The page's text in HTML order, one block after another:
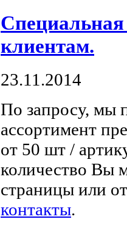
клиентам.
23.11.2014
По запросу, мы
ассортимент
от 50 шт /
количество Вы
страницы или
контакты.